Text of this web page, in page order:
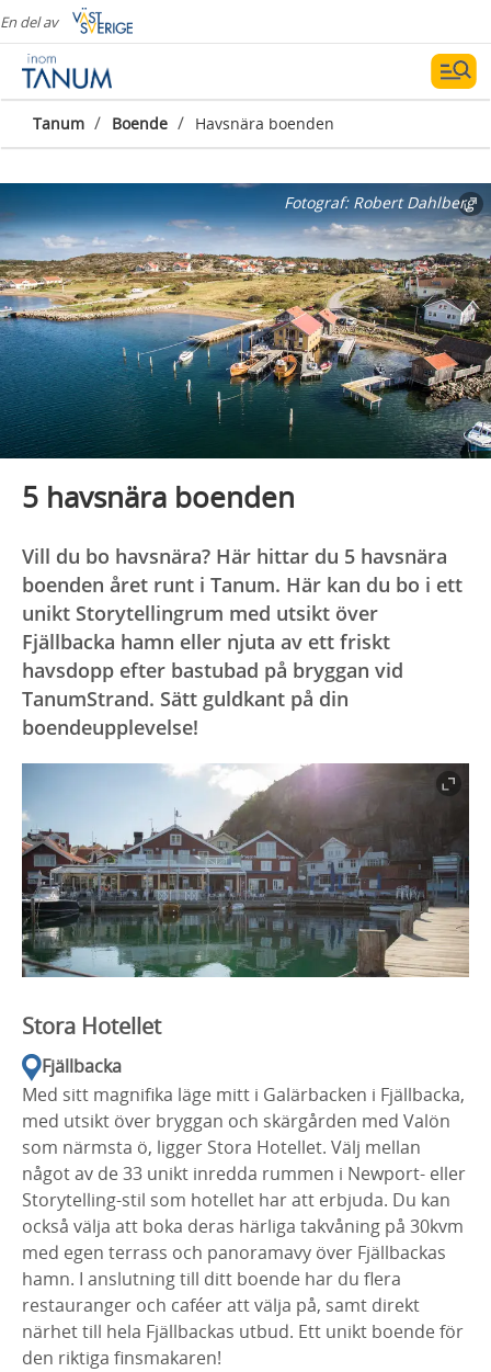
En del av
Tanum / Boende / Havsnära boenden
Fotograf: Robert Dahlberg
5 havsnära boenden
Vill du bo havsnära? Här hittar du 5 havsnära
boenden året runt i Tanum. Här kan du bo i ett
unikt Storytellingrum med utsikt över
Fjällbacka hamn eller njuta av ett friskt
havsdopp efter bastubad på bryggan vid
TanumStrand. Sätt guldkant på din
boendeupplevelse!
Stora Hotellet
Fjällbacka
Med sitt magnifika läge mitt i Galärbacken i Fjällbacka,
med utsikt över bryggan och skärgården med Valön
som närmsta ö, ligger Stora Hotellet. Välj mellan
något av de 33 unikt inredda rummen i Newport- eller
Storytelling-stil som hotellet har att erbjuda. Du kan
också välja att boka deras härliga takvåning på 30kvm
med egen terrass och panoramavy över Fjällbackas
hamn. I anslutning till ditt boende har du flera
restauranger och caféer att välja på, samt direkt
närhet till hela Fjällbackas utbud. Ett unikt boende för
den riktiga finsmakaren!